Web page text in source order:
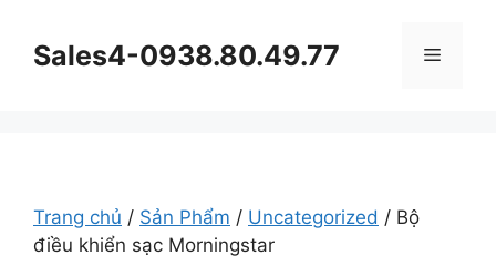
Sales4-0938.80.49.77 Menu
Trang chủ / Sản Phẩm / Uncategorized / Bộ
điều khiển sạc Morningstar